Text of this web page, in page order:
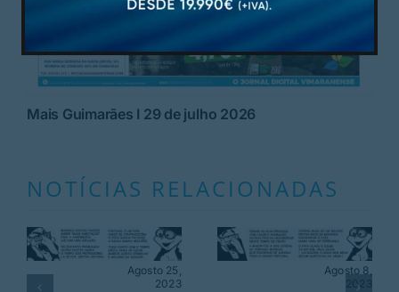
Mais Guimarães I 29 de julho 2026
NOTÍCIAS RELACIONADAS
Agosto 25,
2023
Agosto 8,
2023